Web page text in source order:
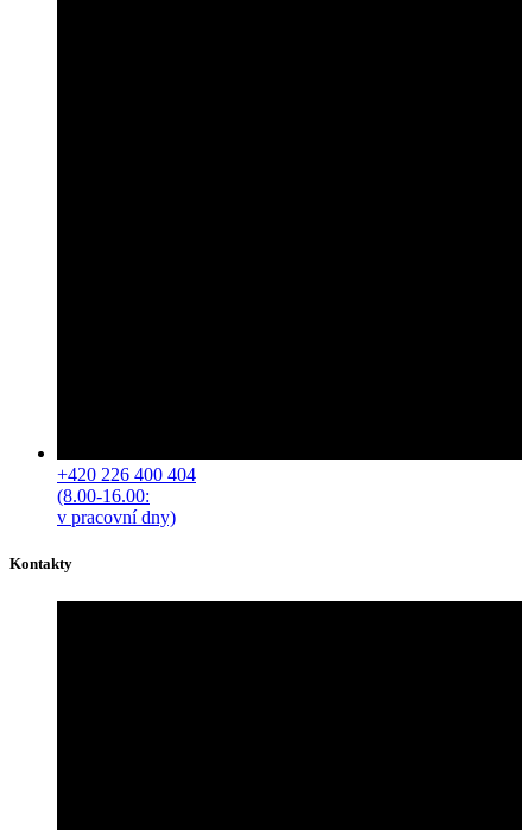
+420 226 400 404
(8.00-16.00:
v pracovní dny)
Kontakty